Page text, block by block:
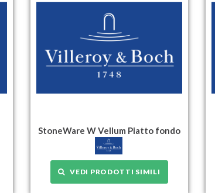
StoneWare W Vellum Piatto fondo
VEDI PRODOTTI SIMILI